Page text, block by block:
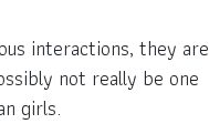
interactions, they are
not really be one
girls.